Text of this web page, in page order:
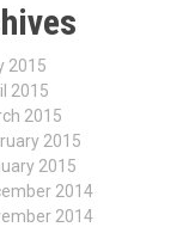
2015
2015
2015
2015
2015
2014
2014